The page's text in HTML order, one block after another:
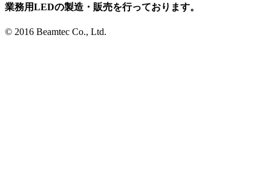
業務用LEDの製造・販売を行っております。
© 2016 Beamtec Co., Ltd.